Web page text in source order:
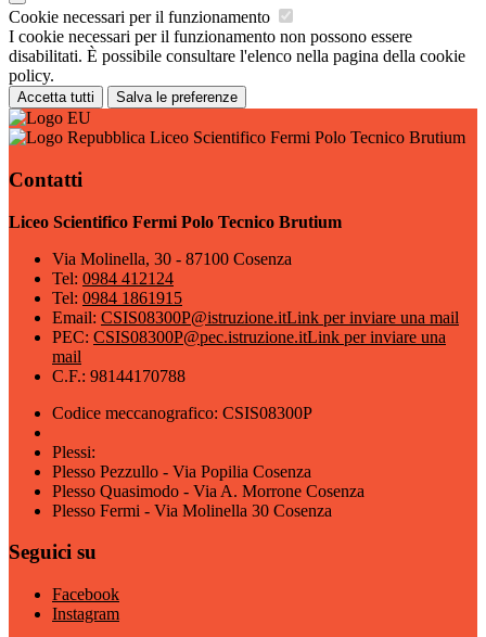
Cookie necessari per il funzionamento
I cookie necessari per il funzionamento non possono essere
disabilitati. È possibile consultare l'elenco nella pagina della cookie
policy.
Accetta tutti Salva le preferenze
Liceo Scientifico Fermi Polo Tecnico Brutium
Contatti
Liceo Scientifico Fermi Polo Tecnico Brutium
Via Molinella, 30 - 87100 Cosenza
Tel: 0984 412124
Tel: 0984 1861915
Email: CSIS08300P@istruzione.itLink per inviare una mail
PEC: CSIS08300P@pec.istruzione.itLink per inviare una
mail
C.F.: 98144170788
Codice meccanografico: CSIS08300P
Plessi:
Plesso Pezzullo - Via Popilia Cosenza
Plesso Quasimodo - Via A. Morrone Cosenza
Plesso Fermi - Via Molinella 30 Cosenza
Seguici su
Facebook
Instagram